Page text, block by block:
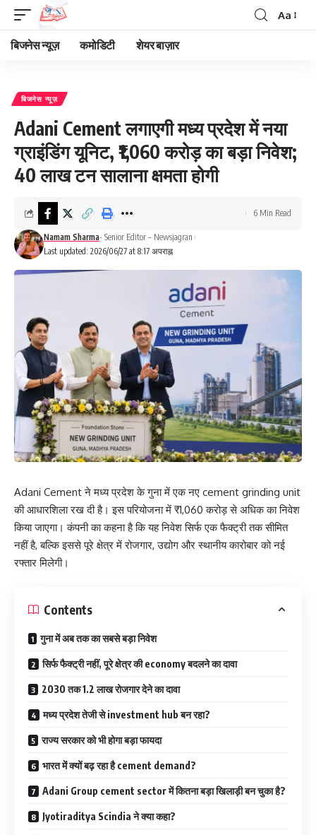
Font
Aa
बिजनेस न्यूज़ कमोडिटी शेयर बाज़ार
बिजनेस न्यूज़
Adani Cement लगाएगी मध्य प्रदेश में नया
ग्राइंडिंग यूनिट, ₹1,060 करोड़ का बड़ा निवेश;
40 लाख टन सालाना क्षमता होगी
Last updated: 2026/06/27 at 8:17 अपराह्न
Namam Sharma- Senior Editor – Newsjagran
6 Min Read
Adani Cement ने मध्य प्रदेश के गुना में एक नए cement grinding unit
की आधारशिला रख दी है। इस परियोजना में ₹1,060 करोड़ से अधिक का निवेश
किया जाएगा। कंपनी का कहना है कि यह निवेश सिर्फ एक फैक्ट्री तक सीमित
नहीं है, बल्कि इससे पूरे क्षेत्र में रोजगार, उद्योग और स्थानीय कारोबार को नई
रफ्तार मिलेगी।
Contents
गुना में अब तक का सबसे बड़ा निवेश
सिर्फ फैक्ट्री नहीं, पूरे क्षेत्र की economy बदलने का दावा
2030 तक 1.2 लाख रोजगार देने का दावा
मध्य प्रदेश तेजी से investment hub बन रहा?
राज्य सरकार को भी होगा बड़ा फायदा
भारत में क्यों बढ़ रहा है cement demand?
Adani Group cement sector में कितना बड़ा खिलाड़ी बन चुका है?
Jyotiraditya Scindia ने क्या कहा?